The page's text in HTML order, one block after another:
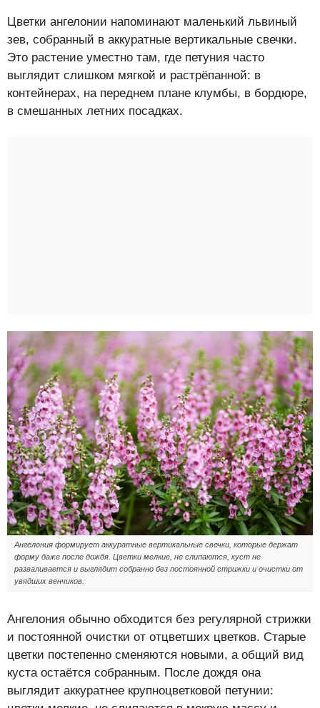
Цветки ангелонии напоминают маленький львиный
зев, собранный в аккуратные вертикальные свечки.
Это растение уместно там, где петуния часто
выглядит слишком мягкой и растрёпанной: в
контейнерах, на переднем плане клумбы, в бордюре,
в смешанных летних посадках.
Ангелония формирует аккуратные вертикальные свечки, которые держат
форму даже после дождя. Цветки мелкие, не слипаются, куст не
разваливается и выглядит собранно без постоянной стрижки и очистки от
увядших венчиков.
Ангелония обычно обходится без регулярной стрижки
и постоянной очистки от отцветших цветков. Старые
цветки постепенно сменяются новыми, а общий вид
куста остаётся собранным. После дождя она
выглядит аккуратнее крупноцветковой петунии: